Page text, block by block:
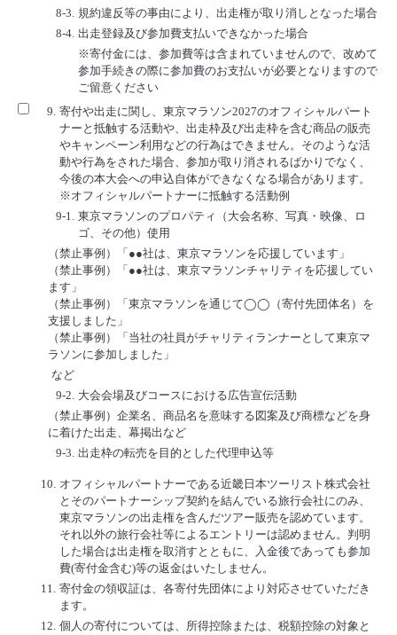
8-3. 規約違反等の事由により、出走権が取り消しとなった場合
8-4. 出走登録及び参加費支払いできなかった場合
※寄付金には、参加費等は含まれていませんので、改めて
参加手続きの際に参加費のお支払いが必要となりますので
ご留意ください
9. 寄付や出走に関し、東京マラソン2027のオフィシャルパート
ナーと抵触する活動や、出走枠及び出走枠を含む商品の販売
やキャンペーン利用などの行為はできません。そのような活
動や行為をされた場合、参加が取り消されるばかりでなく、
今後の本大会への申込自体ができなくなる場合があります。
※オフィシャルパートナーに抵触する活動例
9-1. 東京マラソンのプロパティ（大会名称、写真・映像、ロ
ゴ、その他）使用
（禁止事例）「●●社は、東京マラソンを応援しています」
（禁止事例）「●●社は、東京マラソンチャリティを応援してい
ます」
（禁止事例）「東京マラソンを通じて◯◯（寄付先団体名）を
支援しました」
（禁止事例）「当社の社員がチャリティランナーとして東京マ
ラソンに参加しました」
など
9-2. 大会会場及びコースにおける広告宣伝活動
（禁止事例）企業名、商品名を意味する図案及び商標などを身
に着けた出走、幕掲出など
9-3. 出走枠の転売を目的とした代理申込等
10. オフィシャルパートナーである近畿日本ツーリスト株式会社
とそのパートナーシップ契約を結んでいる旅行会社にのみ、
東京マラソンの出走権を含んだツアー販売を認めています。
それ以外の旅行会社等によるエントリーは認めません。判明
した場合は出走権を取消すとともに、入金後であっても参加
費(寄付金含む)等の返金はいたしません。
11. 寄付金の領収証は、各寄付先団体により対応させていただき
ます。
12. 個人の寄付については、所得控除または、税額控除の対象と